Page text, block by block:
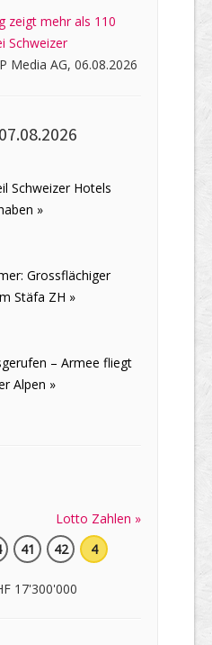
zeigt mehr als 110
Schweizer
Media AG, 06.08.2026
07.08.2026
Schweizer Hotels
»
Grossflächiger
Stäfa ZH »
– Armee fliegt
Alpen »
Lotto Zahlen »
41 42 4
17'300'000